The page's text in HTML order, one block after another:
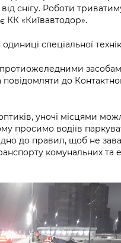
організації
військова
та Захисниць
Київ Цифровий
воєнного стану
рівень»
снігу. Роботи
КК «Київавтодор».
спеціальної
повідомляти до
уночі місцями
просимо водіїв
до правил, щоб не
комунальних та